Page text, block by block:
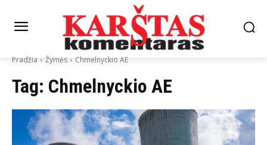
Pradžia Žymės Chmelnyckio AE
Tag: Chmelnyckio AE